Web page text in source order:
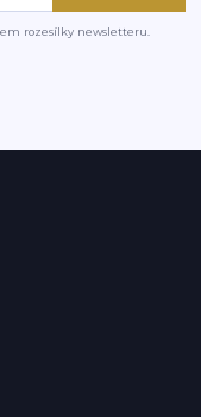
rozesílky newsletteru.